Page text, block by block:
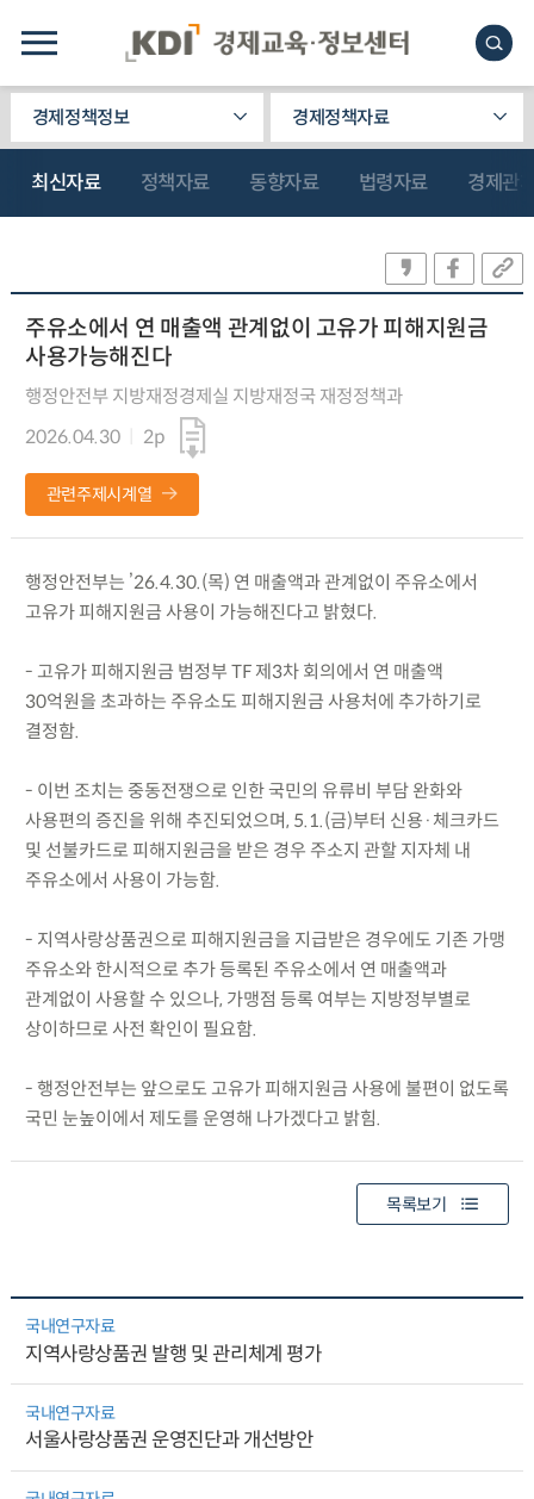
경제정책정보 경제정책자료
최신자료 정책자료 동향자료 법령자료 경제관
주유소에서 연 매출액 관계없이 고유가 피해지원금
사용가능해진다
행정안전부 지방재정경제실 지방재정국 재정정책과
2026.04.30
2p
관련주제시계열
행정안전부는 ’26.4.30.(목) 연 매출액과 관계없이 주유소에서
고유가 피해지원금 사용이 가능해진다고 밝혔다.
- 고유가 피해지원금 범정부 TF 제3차 회의에서 연 매출액
30억원을 초과하는 주유소도 피해지원금 사용처에 추가하기로
결정함.
- 이번 조치는 중동전쟁으로 인한 국민의 유류비 부담 완화와
사용편의 증진을 위해 추진되었으며, 5.1.(금)부터 신용·체크카드
및 선불카드로 피해지원금을 받은 경우 주소지 관할 지자체 내
주유소에서 사용이 가능함.
- 지역사랑상품권으로 피해지원금을 지급받은 경우에도 기존 가맹
주유소와 한시적으로 추가 등록된 주유소에서 연 매출액과
관계없이 사용할 수 있으나, 가맹점 등록 여부는 지방정부별로
상이하므로 사전 확인이 필요함.
- 행정안전부는 앞으로도 고유가 피해지원금 사용에 불편이 없도록
국민 눈높이에서 제도를 운영해 나가겠다고 밝힘.
목록보기
국내연구자료
지역사랑상품권 발행 및 관리체계 평가
국내연구자료
서울사랑상품권 운영진단과 개선방안